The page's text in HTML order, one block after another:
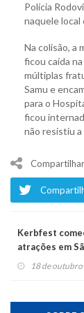
Polícia
naquele local
Na colisão, a
ficou caída
múltiplas
Samu e
para o
ficou
não resistiu a
Compartilhar
Kerbfest
atrações em
18 de